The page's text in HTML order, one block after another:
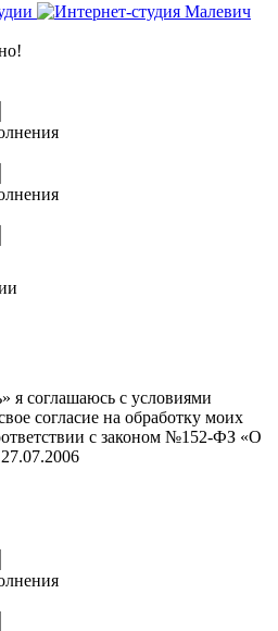
я соглашаюсь с условиями
согласие на обработку моих
с законом №152-ФЗ «О